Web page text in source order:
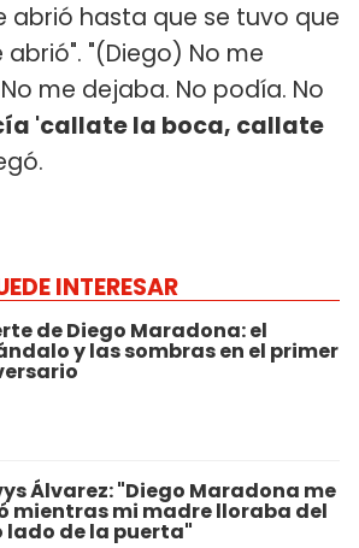
abrió hasta que se tuvo que
"(Diego) No me
me dejaba. No podía. No
'callate la boca, callate
INTERESAR
de Diego Maradona: el
y las sombras en el primer
Álvarez: "Diego Maradona me
mientras mi madre lloraba del
lado de la puerta"